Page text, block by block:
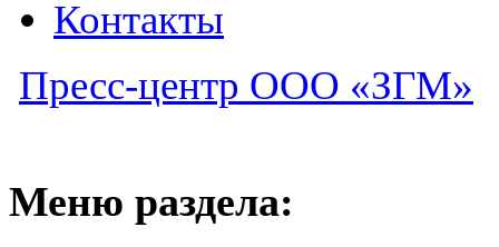
Контакты
Пресс-центр ООО «ЗГМ»
Меню раздела: